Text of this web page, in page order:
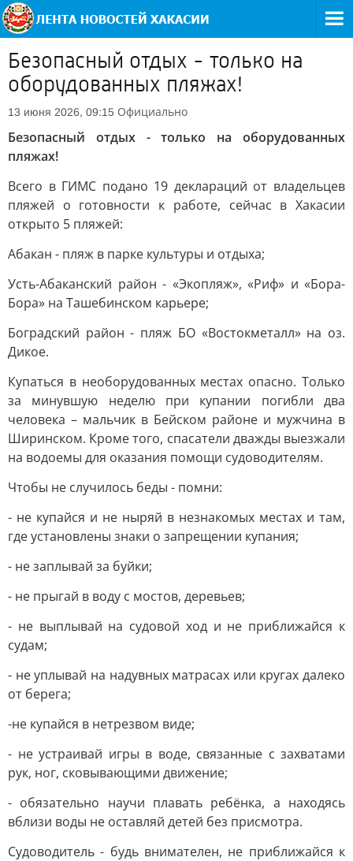
Безопасный отдых - только на
оборудованных пляжах!
13 июня 2026, 09:15 Официально
Безопасный отдых - только на оборудованных
пляжах!
Всего в ГИМС подано 19 деклараций от владельцев
пляжей о готовности к работе, сейчас в Хакасии
открыто 5 пляжей:
Абакан - пляж в парке культуры и отдыха;
Усть-Абаканский район - «Экопляж», «Риф» и «Бора-
Бора» на Ташебинском карьере;
Боградский район - пляж БО «Востокметалл» на оз.
Дикое.
Купаться в необорудованных местах опасно. Только
за минувшую неделю при купании погибли два
человека – мальчик в Бейском районе и мужчина в
Ширинском. Кроме того, спасатели дважды выезжали
на водоемы для оказания помощи судоводителям.
Чтобы не случилось беды - помни:
- не купайся и не ныряй в незнакомых местах и там,
где установлены знаки о запрещении купания;
- не заплывай за буйки;
- не прыгай в воду с мостов, деревьев;
- не выплывай на судовой ход и не приближайся к
судам;
- не уплывай на надувных матрасах или кругах далеко
от берега;
-не купайся в нетрезвом виде;
- не устраивай игры в воде, связанные с захватами
рук, ног, сковывающими движение;
- обязательно научи плавать ребёнка, а находясь
вблизи воды не оставляй детей без присмотра.
Судоводитель - будь внимателен, не приближайся к